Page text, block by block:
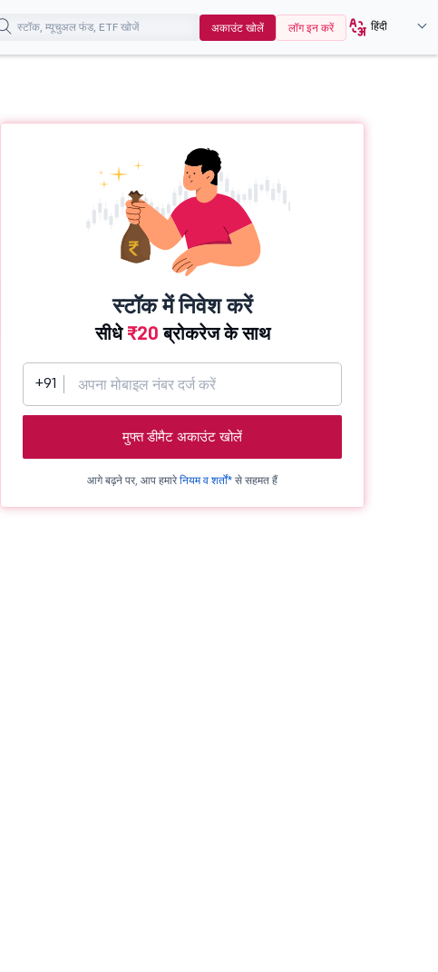
अकाउंट खोलें लॉग इन करें हिंदी
स्टॉक में निवेश करें
सीधे₹20ब्रोकरेज के साथ
+91
मुफ्त डीमैट अकाउंट खोलें
आगे बढ़ने पर, आप हमारेनियम व शर्तों* से सहमत हैं